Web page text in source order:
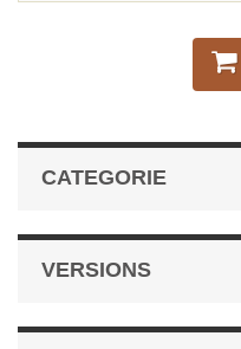
CATEGORIE
VERSIONS